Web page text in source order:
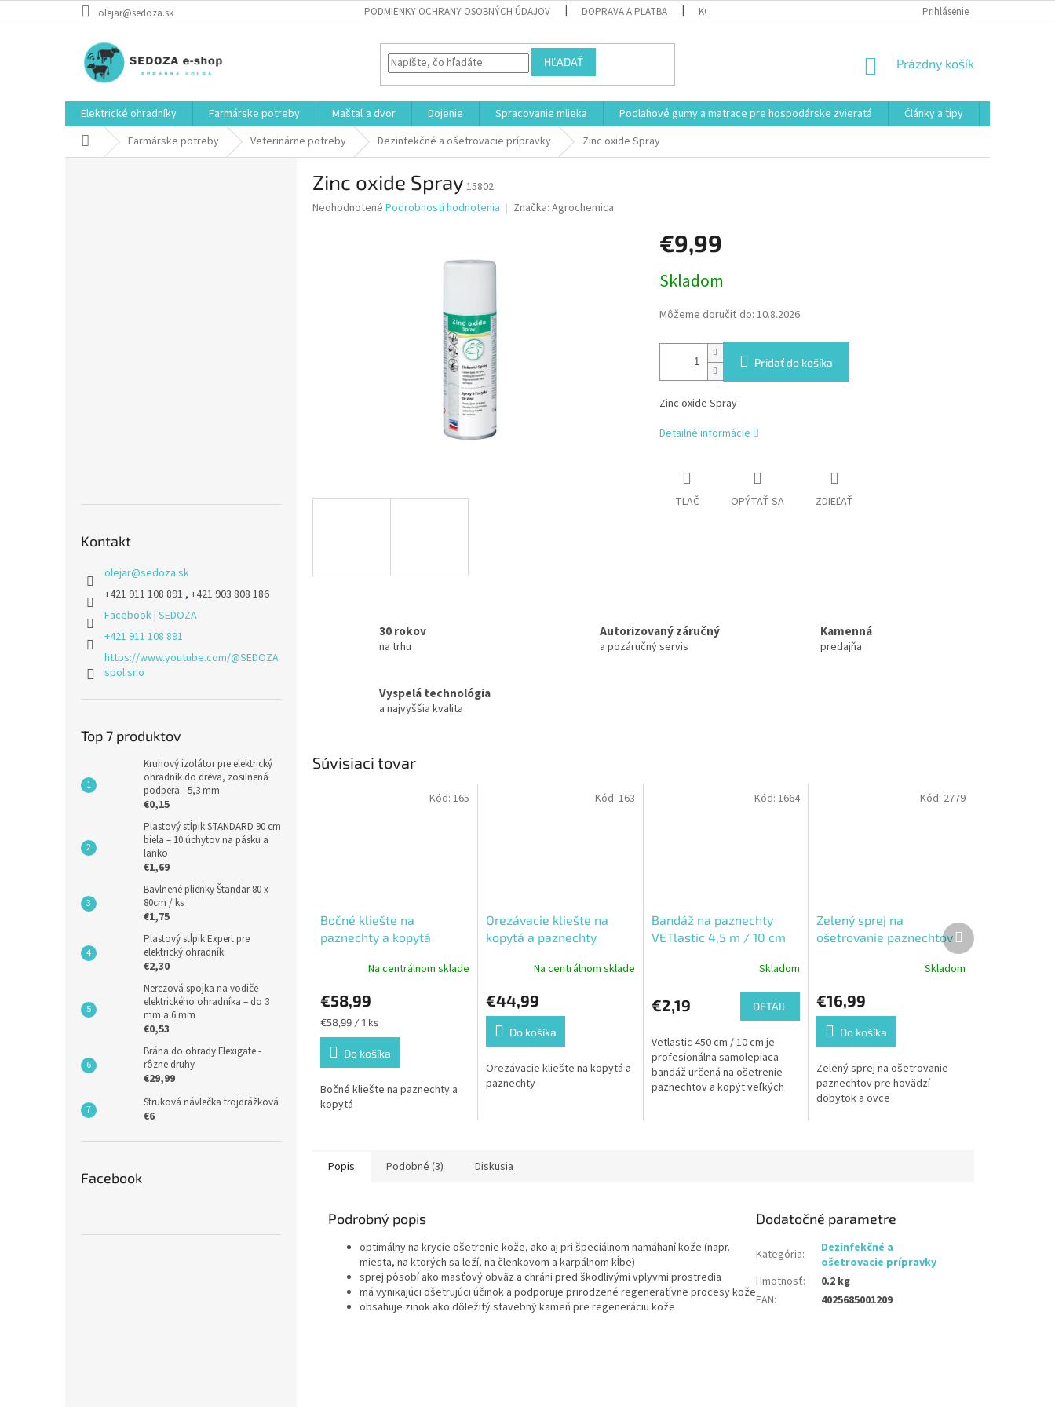
na
olejar@sedoza.sk PODMIENKY OCHRANY OSOBNÝCH ÚDAJOV DOPRAVA A PLATBA KONTAKT VŠEOBECNÉ OBCHODNÉ PODMIENKY POSTUP
Prihlásenie
HĽADAŤ
NÁKUPNÝ
Prázdny košík
Elektrické ohradníky Farmárske potreby Maštaľ a dvor Dojenie Spracovanie mlieka Podlahové gumy a matrace pre hospodárske zvieratá Články a tipy
DomovFarmárske potreby Veterinárne potreby Dezinfekčné a ošetrovacie prípravky Zinc oxide Spray
Kontakt
olejar@sedoza.sk
+421 911 108 891 , +421 903 808 186
Facebook | SEDOZA
+421 911 108 891
https://www.youtube.com/@SEDOZA
spol.sr.o
Top 7 produktov
Kruhový izolátor pre elektrický
ohradník do dreva, zosilnená
podpera - 5,3 mm
€0,15
Plastový stĺpik STANDARD 90 cm
biela – 10 úchytov na pásku a
lanko
€1,69
Bavlnené plienky Štandar 80 x
80cm / ks
€1,75
Plastový stĺpik Expert pre
elektrický ohradník
€2,30
Nerezová spojka na vodiče
elektrického ohradníka – do 3
mm a 6 mm
€0,53
Brána do ohrady Flexigate -
rôzne druhy
€29,99
Struková návlečka trojdrážková
€6
Facebook
Zinc oxide Spray 15802
Priemerné
Neohodnotené Podrobnosti hodnotenia Značka: Agrochemica
€9,99
cena:
Skladom
Môžeme doručiť do: 10.8.2026
Pridať do košíka
Zinc oxide Spray
Detailné informácie
TLAČ OPÝTAŤ SA ZDIEĽAŤ
30 rokov
na trhu
Autorizovaný záručný
a pozáručný servis
Kamenná
predajňa
Vyspelá technológia
a najvyššia kvalita
Súvisiaci tovar
Bočné kliešte na
paznechty a kopytá
Na centrálnom sklade
€58,99
Jednotková
cena:
€58,99 / 1 ks
Do košíka
Bočné kliešte na paznechty a
kopytá
Kód: 165
Orezávacie kliešte na
kopytá a paznechty
Na centrálnom sklade
€44,99
Do košíka
Orezávacie kliešte na kopytá a
paznechty
Kód: 163
Bandáž na paznechty
VETlastic 4,5 m / 10 cm
Skladom
€2,19 DETAIL
Vetlastic 450 cm / 10 cm je
profesionálna samolepiaca
bandáž určená na ošetrenie
paznechtov a kopýt veľkých
Kód:1664
Zelený sprej na
ošetrovanie paznechtov
Skladom
€16,99
Do košíka
Zelený sprej na ošetrovanie
paznechtov pre hovädzí
dobytok a ovce
Kód: 2779
Ďalší
produkt
Popis Podobné (3) Diskusia
Podrobný popis
optimálny na krycie ošetrenie kože, ako aj pri špeciálnom namáhaní kože (napr.
miesta, na ktorých sa leží, na členkovom a karpálnom kĺbe)
sprej pôsobí ako masťový obväz a chráni pred škodlivými vplyvmi prostredia
má vynikajúci ošetrujúci účinok a podporuje prirodzené regeneratívne procesy kože
obsahuje zinok ako dôležitý stavebný kameň pre regeneráciu kože
Dodatočné parametre
Kategória:
Dezinfekčné a
ošetrovacie prípravky
Hmotnosť:
0.2 kg
EAN: 4025685001209